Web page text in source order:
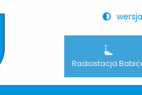
Radiostacja